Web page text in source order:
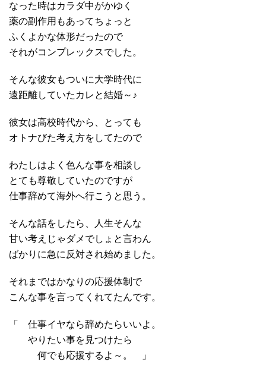
なった時はカラダ中がかゆく
薬の副作用もあってちょっと
ふくよかな体形だったので
それがコンプレックスでした。
そんな彼女もついに大学時代に
遠距離していたカレと結婚～♪
彼女は高校時代から、とっても
オトナびた考え方をしてたので
わたしはよく色んな事を相談し
とても尊敬していたのですが
仕事辞めて海外へ行こうと思う。
そんな話をしたら、人生そんな
甘い考えじゃダメでしょと言わん
ばかりに急に反対され始めました。
それまではかなりの応援体制で
こんな事を言ってくれてたんです。
「 仕事イヤなら辞めたらいいよ。
やりたい事を見つけたら
何でも応援するよ～。 」